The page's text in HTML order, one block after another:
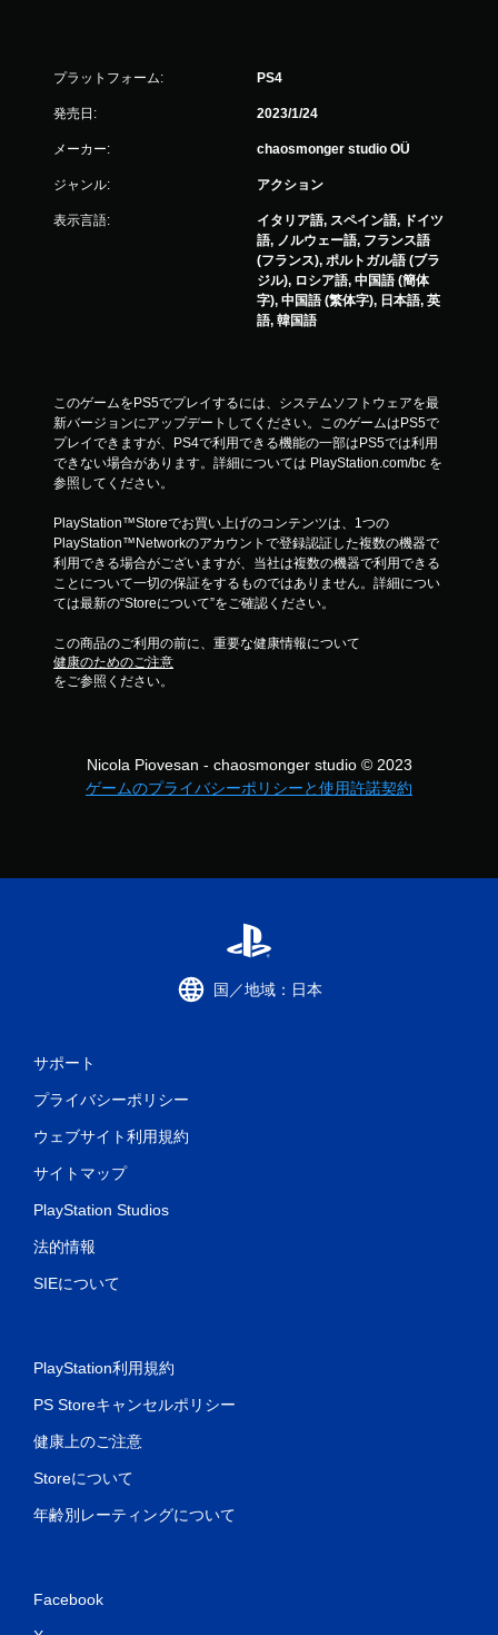
プラットフォーム: PS4
発売日: 2023/1/24
メーカー: chaosmonger studio OÜ
ジャンル: アクション
表示言語:
イタリア語, スペイン語, ドイツ
語, ノルウェー語, フランス語
(フランス), ポルトガル語 (ブラ
ジル), ロシア語, 中国語 (簡体
字), 中国語 (繁体字), 日本語, 英
語, 韓国語
このゲームをPS5でプレイするには、システムソフトウェアを最
新バージョンにアップデートしてください。このゲームはPS5で
プレイできますが、PS4で利用できる機能の一部はPS5では利用
できない場合があります。詳細については PlayStation.com/bc を
参照してください。
PlayStation™Storeでお買い上げのコンテンツは、1つの
PlayStation™Networkのアカウントで登録認証した複数の機器で
利用できる場合がございますが、当社は複数の機器で利用できる
ことについて一切の保証をするものではありません。詳細につい
ては最新の“Storeについて”をご確認ください。
この商品のご利用の前に、重要な健康情報について
健康のためのご注意
をご参照ください。
Nicola Piovesan - chaosmonger studio © 2023
ゲームのプライバシーポリシーと使用許諾契約
国／地域：日本
サポート
プライバシーポリシー
ウェブサイト利用規約
サイトマップ
PlayStation Studios
法的情報
SIEについて
PlayStation利用規約
PS Storeキャンセルポリシー
健康上のご注意
Storeについて
年齢別レーティングについて
Facebook